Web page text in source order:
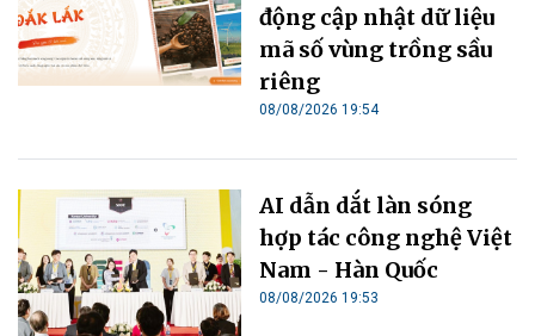
động cập nhật dữ liệu
mã số vùng trồng sầu
riêng
08/08/2026 19:54
AI dẫn dắt làn sóng
hợp tác công nghệ Việt
Nam - Hàn Quốc
08/08/2026 19:53